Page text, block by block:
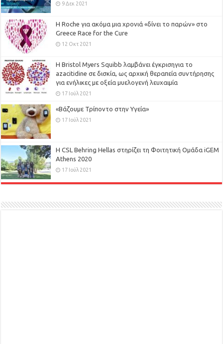
9 Δεκ 2021
H Roche για ακόμα μια χρονιά «δίνει το παρών» στο
Greece Race for the Cure
12 Οκτ 2021
Η Bristol Myers Squibb λαμβάνει έγκρισηγια το
azacitidine σε δισκία, ως αρχική θεραπεία συντήρησης
για ενήλικες με οξεία μυελογενή λευχαιμία
17 Ιούλ 2021
«Βάζουμε Τρίποντο στην Υγεία»
17 Ιούλ 2021
H CSL Behring Hellas στηρίζει τη Φοιτητική Ομάδα iGEM
Athens 2020
17 Ιούλ 2021